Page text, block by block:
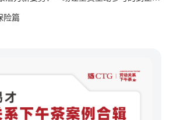
险篇